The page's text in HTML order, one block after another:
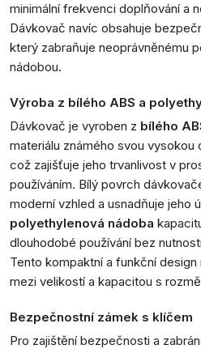
minimální frekvenci doplňování a
Dávkovač navíc obsahuje
který zabraňuje neoprávněnému
nádobou.
Výroba z bílého ABS a
Dávkovač je vyroben z bílého
materiálu známého svou vysokou
což zajišťuje jeho trvanlivost v
používáním. Bílý povrch
moderní vzhled a usnadňuje jeho
polyethylenová nádoba
dlouhodobé používání bez
Tento kompaktní a funkční
mezi velikostí a kapacitou s
Bezpečnostní zámek s klíčem
Pro zajištění bezpečnosti a